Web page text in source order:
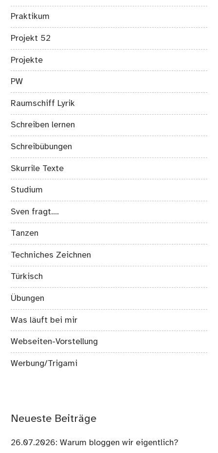
Praktikum
Projekt 52
Projekte
PW
Raumschiff Lyrik
Schreiben lernen
Schreibübungen
Skurrile Texte
Studium
Sven fragt….
Tanzen
Techniches Zeichnen
Türkisch
Übungen
Was läuft bei mir
Webseiten-Vorstellung
Werbung/Trigami
Neueste Beiträge
26.07.2026: Warum bloggen wir eigentlich?